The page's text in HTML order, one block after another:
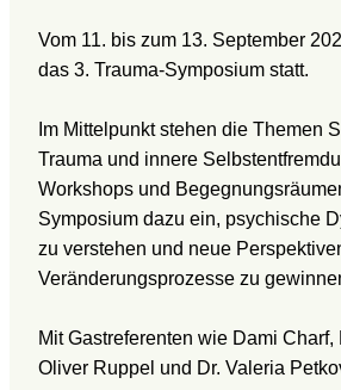
Vom 11. bis zum 13. September
das 3. Trauma-Symposium statt.
Im Mittelpunkt stehen die Themen
Trauma und innere
Workshops und
Symposium dazu ein, psychische
zu verstehen und neue
Veränderungsprozesse zu
Mit Gastreferenten wie Dami Charf,
Oliver Ruppel und Dr. Valeria